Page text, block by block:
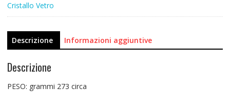
Cristallo Vetro
Descrizione Informazioni aggiuntive
Descrizione
PESO: grammi 273 circa